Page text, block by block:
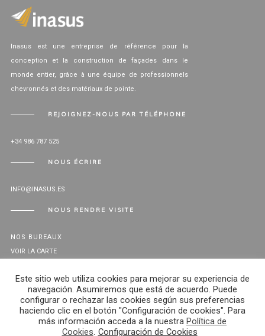
Inasus est une entreprise de référence pour la
conception et la construction de façades dans le
monde entier, grâce à une équipe de professionnels
chevronnés et des matériaux de pointe.
REJOIGNEZ-NOUS PAR TÉLÉPHONE
+34 986 787 525
NOUS ÉCRIRE
INFO@INASUS.ES
NOUS RENDRE VISITE
NOS BUREAUX
VOIR LA CARTE
CANAL ÉTICO
© INASUS 2024. TOUS LES DROITS RÉSERVÉS -AVIS JURIDIQUE-
POLITIQUE DE CONFIDENTIALITÉ .
HAUT DE
Este sitio web utiliza cookies para mejorar su experiencia de
navegación. Asumiremos que está de acuerdo. Puede
configurar o rechazar las cookies según sus preferencias
haciendo clic en el botón "Configuración de cookies". Para
más información acceda a la nuestra Política de
Cookies. Configuración de Cookies